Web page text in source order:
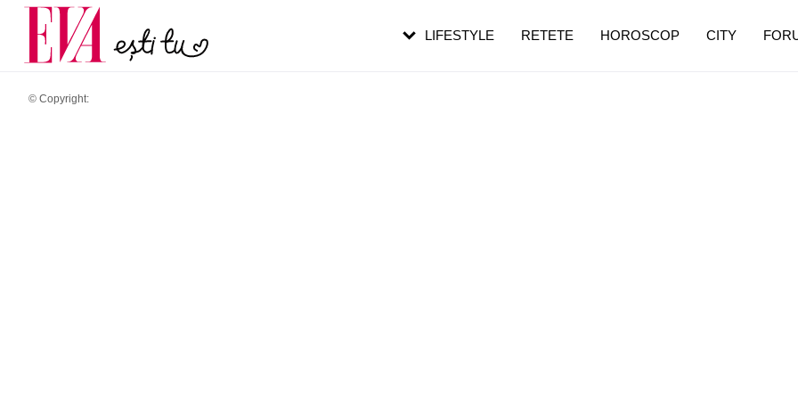
© Copyright:
LIFESTYLE RETETE HOROSCOP CITY
Carieră
Actualitate
pe măsură ce înaintezi în vârstă